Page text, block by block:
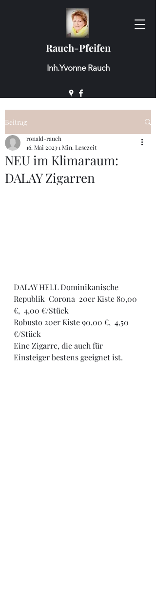
Rauch-Pfeifen
Inh.Yvonne Rauch
Beitrag
NEU im Klimaraum:
DALAY Zigarren
ronald-rauch
16. Mai 20231 Min. Lesezeit
DALAY HELL Dominikanische
Republik  Corona  20er Kiste 80,00
€,  4,00 €/Stück
Robusto 20er Kiste 90,00 €,  4,50
€/Stück
Eine Zigarre, die auch für
Einsteiger bestens geeignet ist.